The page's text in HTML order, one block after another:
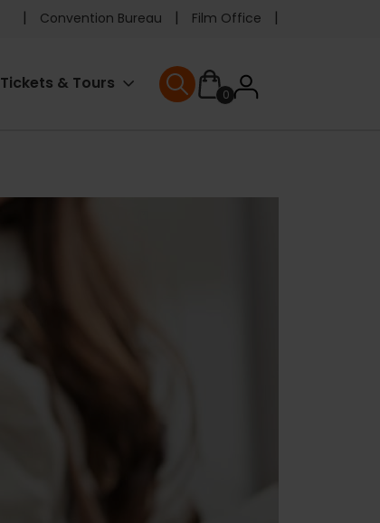
Pre
header
Convention Bureau Film Office
Tickets & Tours
0User
User menu